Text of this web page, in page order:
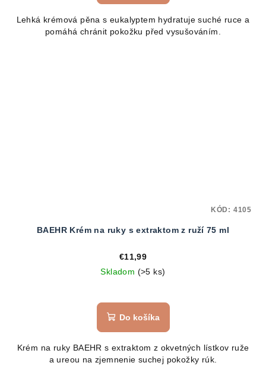
Lehká krémová pěna s eukalyptem hydratuje suché ruce a
pomáhá chránit pokožku před vysušováním.
BAEHR Krém na ruky s extraktom z ruží 75 ml
€11,99
Skladom (>5 ks)
Do košíka
Krém na ruky BAEHR s extraktom z okvetných lístkov ruže
a ureou na zjemnenie suchej pokožky rúk.
KÓD: 4105